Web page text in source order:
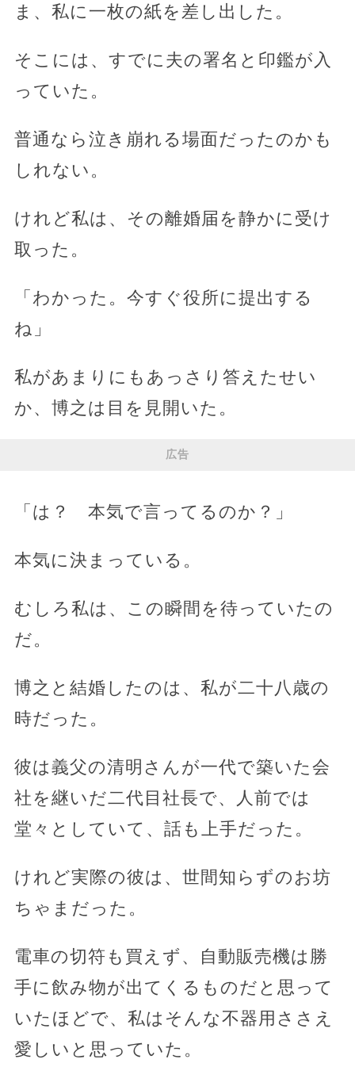
ま、私に一枚の紙を差し出した。
そこには、すでに夫の署名と印鑑が入
っていた。
普通なら泣き崩れる場面だったのかも
しれない。
けれど私は、その離婚届を静かに受け
取った。
「わかった。今すぐ役所に提出する
ね」
私があまりにもあっさり答えたせい
か、博之は目を見開いた。
広告
「は？ 本気で言ってるのか？」
本気に決まっている。
むしろ私は、この瞬間を待っていたの
だ。
博之と結婚したのは、私が二十八歳の
時だった。
彼は義父の清明さんが一代で築いた会
社を継いだ二代目社長で、人前では
堂々としていて、話も上手だった。
けれど実際の彼は、世間知らずのお坊
ちゃまだった。
電車の切符も買えず、自動販売機は勝
手に飲み物が出てくるものだと思って
いたほどで、私はそんな不器用ささえ
愛しいと思っていた。